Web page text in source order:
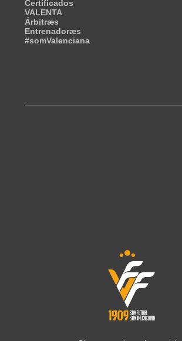
Certificados
VALENTA
Árbitræs
Entrenadoræs
#somValenciana